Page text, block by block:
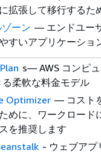
拡張して移行するた
ーン — エンドユー
すいアプリケーショ
s— AWS コンピ
柔軟な料金モデル
Optimizer — コスト
めに、ワークロード
を推奨します
- ウェブアプ